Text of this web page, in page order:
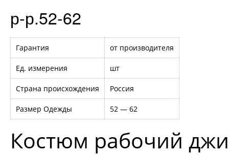
р-р.52-62
Гарантия от производителя
Ед. измерения шт
Страна происхождения Россия
Размер Одежды 52 — 62
Костюм рабочий